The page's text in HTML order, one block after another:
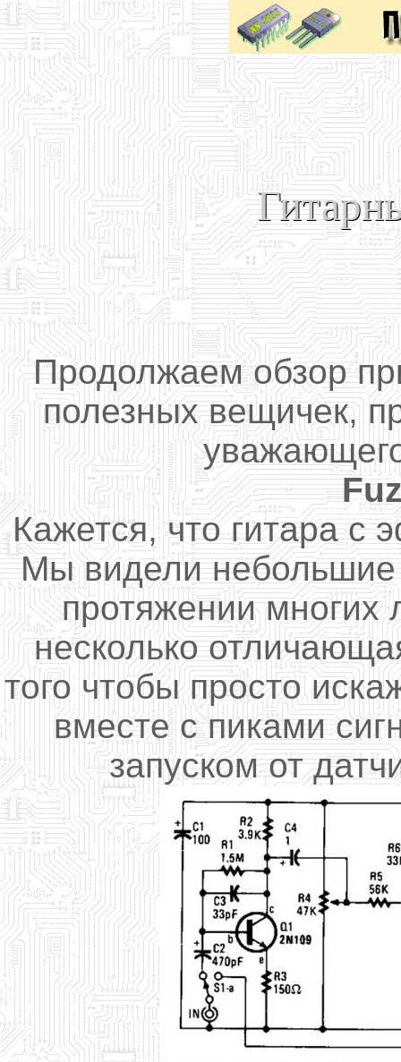
Продолжаем обзор
полезных вещичек,
Кажется, что гитарас
Мы видели
протяжении многих
несколько
того чтобы просто
вместе с пиками
запуском от